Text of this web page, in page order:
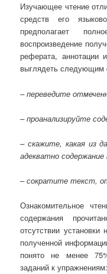
Изучающее чтение
средств его
предполагает
воспроизведение
реферата, аннотации
выглядеть следующим
– переведите
– проанализируйте
– скажите, какая из
адекватно
– сократите текст,
Ознакомительное
содержания
отсутствии
полученной
понято не менее
заданий к упражнениям: